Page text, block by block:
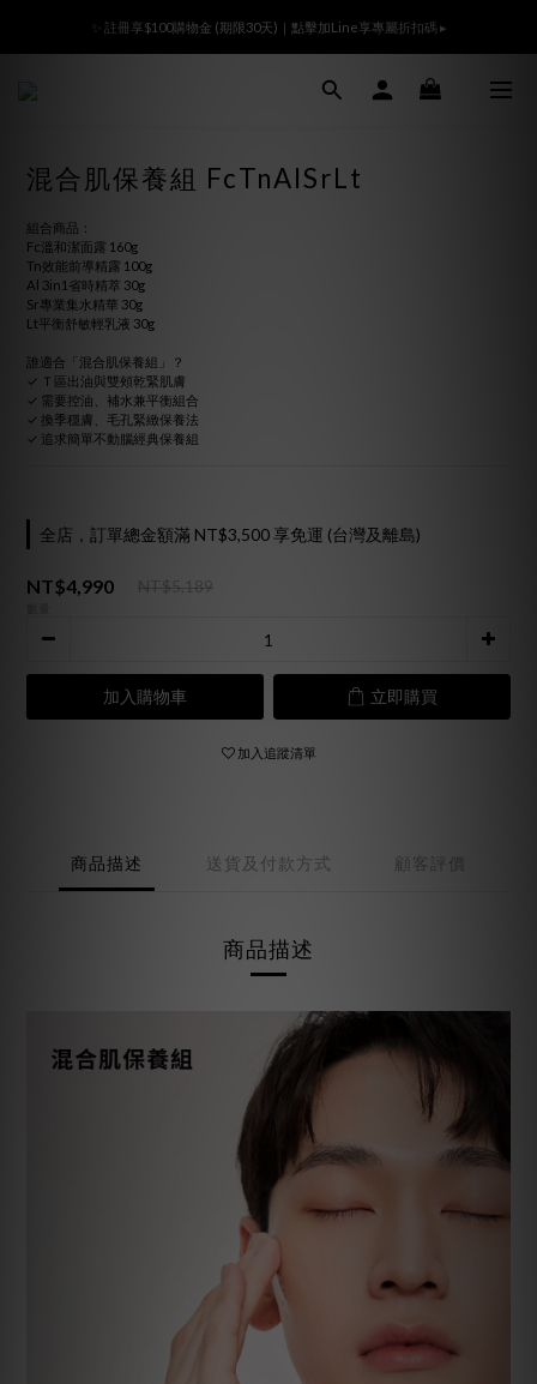
Ready All the Time👜滿額贈m̄ 沒腦視力檢查袋🎁登入會員領800折價卷
✨ 註冊享$100購物金 (期限30天)｜點擊加Line享專屬折扣碼 ▸
Ready All the Time👜滿額贈m̄ 沒腦視力檢查袋🎁登入會員領800折價卷
混合肌保養組 FcTnAlSrLt
組合商品：
Fc溫和潔面露 160g
Tn效能前導精露 100g
Al 3in1省時精萃 30g
Sr專業集水精華 30g
Lt平衡舒敏輕乳液 30g
誰適合「混合肌保養組」？
✓ Ｔ區出油與雙頰乾緊肌膚
✓ 需要控油、補水兼平衡組合
✓ 換季穩膚、毛孔緊緻保養法
✓ 追求簡單不動腦經典保養組
全店，訂單總金額滿 NT$3,500 享免運 (台灣及離島)
NT$4,990 NT$5,189
加入購物車 立即購買
加入追蹤清單
商品描述 送貨及付款方式 顧客評價
商品描述